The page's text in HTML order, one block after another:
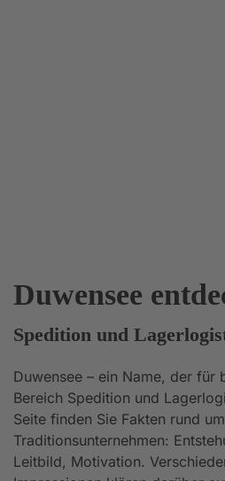
Duwensee
Spedition und
Duwensee – ein Name, der für
Bereich Spedition und
Seite finden Sie Fakten rund
Traditionsunternehmen:
Leitbild, Motivation.